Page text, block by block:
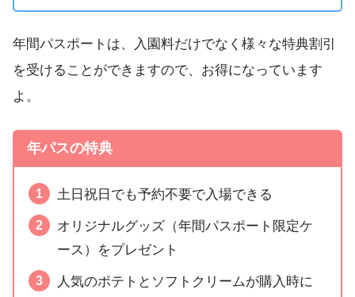
年間パスポートは、入園料だけでなく様々な特典割引
を受けることができますので、お得になっています
よ。
年パスの特典
土日祝日でも予約不要で入場できる
オリジナルグッズ（年間パスポート限定ケ
ース）をプレゼント
人気のポテトとソフトクリームが購入時に